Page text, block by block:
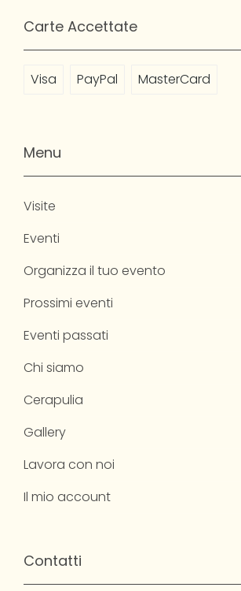
Carte Accettate
Visa PayPal MasterCard
Menu
Visite
Eventi
Organizza il tuo evento
Prossimi eventi
Eventi passati
Chi siamo
Cerapulia
Gallery
Lavora con noi
Il mio account
Contatti